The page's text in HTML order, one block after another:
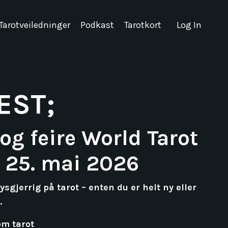
Podkast Tarotkort Log In
feire World Tarot
25. mai 2026
på tarot – enten du er helt ny eller
tarot